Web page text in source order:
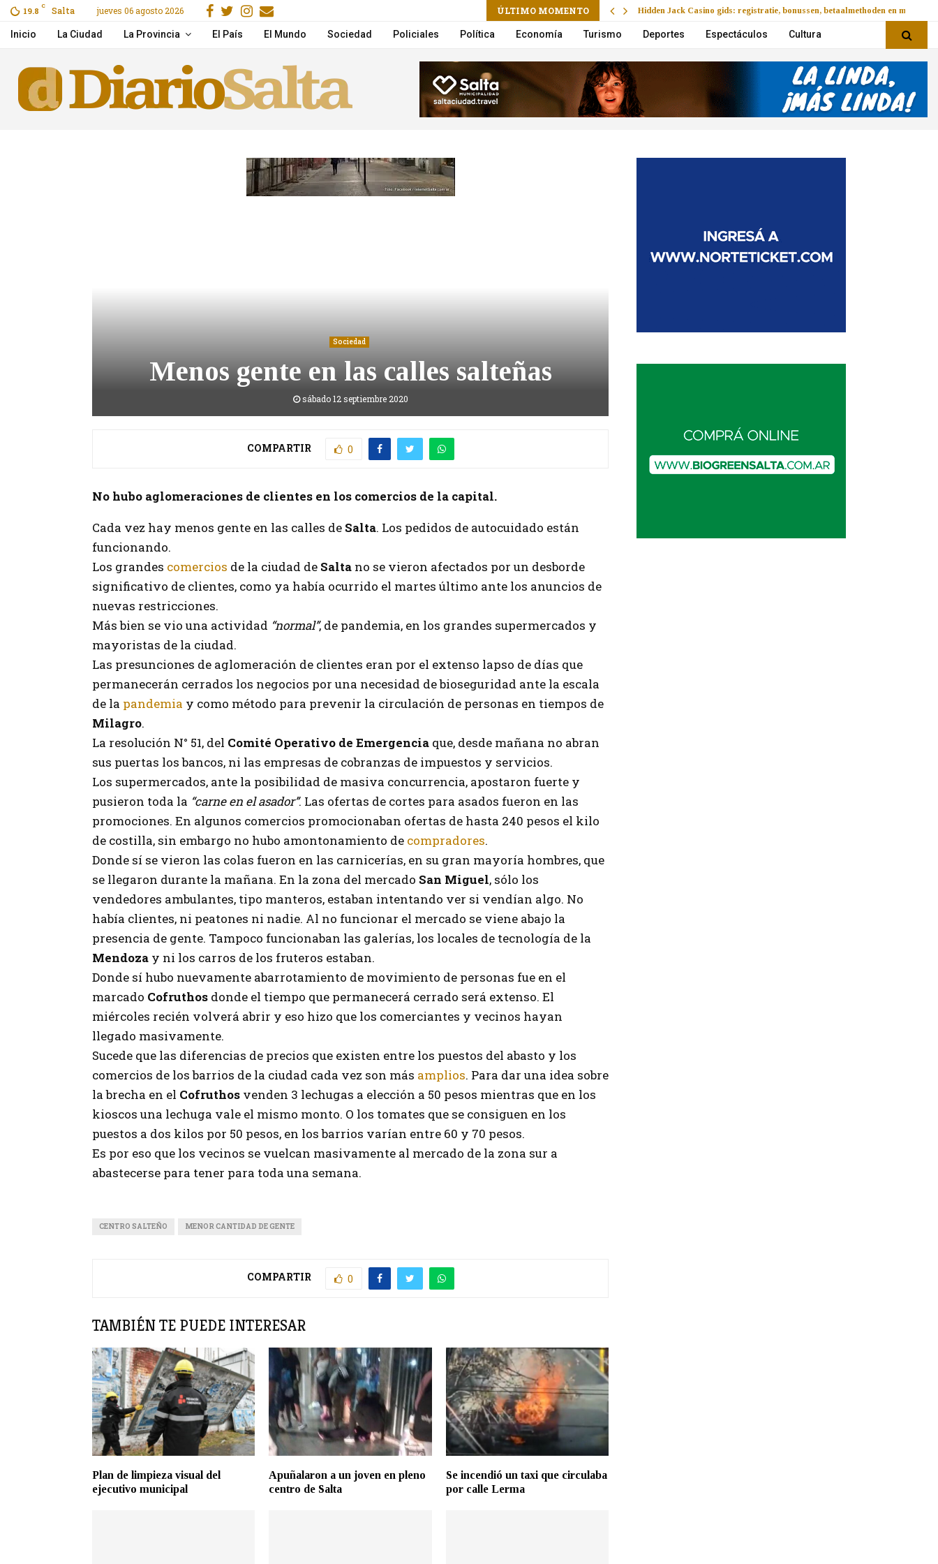
19.8 C Salta jueves 06 agosto 2026 ÚLTIMO MOMENTO
por Flow La pobreza volvió a subir en el primer trimestre de 2026 Hidden Jack Casino gids: registratie, bonussen, betaalmethoden en mobiel
Facebook
Gorjeo
Instagram
Email
Inicio La Ciudad La Provincia El País El Mundo Sociedad Policiales Política Economía Turismo Deportes Espectáculos Cultura
Sociedad
Menos gente en las calles salteñas
sábado 12 septiembre 2020
COMPARTIR 0
No hubo aglomeraciones de clientes en los comercios de la capital.
Cada vez hay menos gente en las calles de Salta. Los pedidos de autocuidado están
funcionando.
Los grandes comercios de la ciudad de Salta no se vieron afectados por un desborde
significativo de clientes, como ya había ocurrido el martes último ante los anuncios de
nuevas restricciones.
Más bien se vio una actividad “normal”, de pandemia, en los grandes supermercados y
mayoristas de la ciudad.
Las presunciones de aglomeración de clientes eran por el extenso lapso de días que
permanecerán cerrados los negocios por una necesidad de bioseguridad ante la escala
de la pandemia y como método para prevenir la circulación de personas en tiempos de
Milagro.
La resolución N° 51, del Comité Operativo de Emergencia que, desde mañana no abran
sus puertas los bancos, ni las empresas de cobranzas de impuestos y servicios.
Los supermercados, ante la posibilidad de masiva concurrencia, apostaron fuerte y
pusieron toda la “carne en el asador”. Las ofertas de cortes para asados fueron en las
promociones. En algunos comercios promocionaban ofertas de hasta 240 pesos el kilo
de costilla, sin embargo no hubo amontonamiento de compradores.
Donde sí se vieron las colas fueron en las carnicerías, en su gran mayoría hombres, que
se llegaron durante la mañana. En la zona del mercado San Miguel, sólo los
vendedores ambulantes, tipo manteros, estaban intentando ver si vendían algo. No
había clientes, ni peatones ni nadie. Al no funcionar el mercado se viene abajo la
presencia de gente. Tampoco funcionaban las galerías, los locales de tecnología de la
Mendoza y ni los carros de los fruteros estaban.
Donde sí hubo nuevamente abarrotamiento de movimiento de personas fue en el
marcado Cofruthos donde el tiempo que permanecerá cerrado será extenso. El
miércoles recién volverá abrir y eso hizo que los comerciantes y vecinos hayan
llegado masivamente.
Sucede que las diferencias de precios que existen entre los puestos del abasto y los
comercios de los barrios de la ciudad cada vez son más amplios. Para dar una idea sobre
la brecha en el Cofruthos venden 3 lechugas a elección a 50 pesos mientras que en los
kioscos una lechuga vale el mismo monto. O los tomates que se consiguen en los
puestos a dos kilos por 50 pesos, en los barrios varían entre 60 y 70 pesos.
Es por eso que los vecinos se vuelcan masivamente al mercado de la zona sur a
abastecerse para tener para toda una semana.
CENTRO SALTEÑO MENOR CANTIDAD DE GENTE
COMPARTIR 0
TAMBIÉN TE PUEDE INTERESAR
Plan de limpieza visual del
ejecutivo municipal
Apuñalaron a un joven en pleno
centro de Salta
Se incendió un taxi que circulaba
por calle Lerma